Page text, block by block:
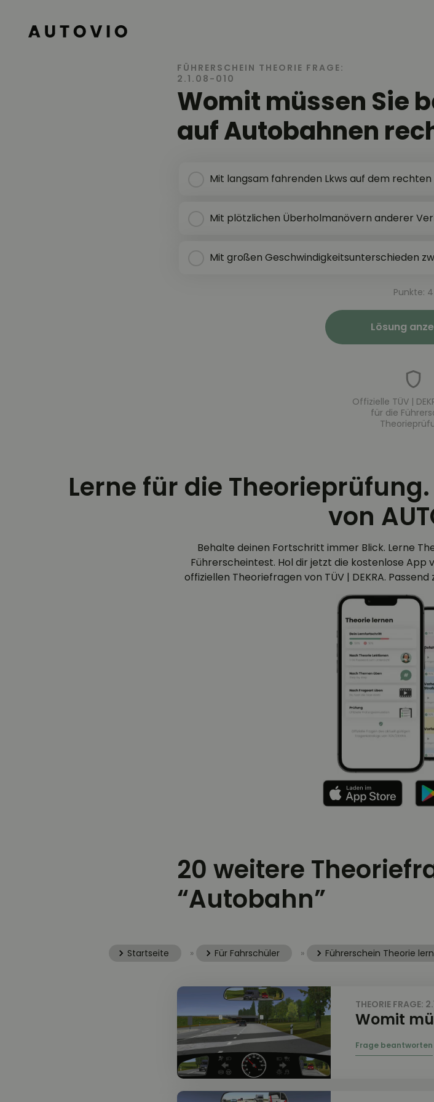
AUTOVIO
Womit müssen Sie
auf Autobahnen
FÜHRERSCHEIN THEORIE FRAGE:
2.1.08-010
Mit langsam fahrenden Lkws auf dem
Mit plötzlichen Überholmanövern anderer
Mit großen Geschwindigkeitsunterschieden
Punkte: 4
Lösung
Offizielle TÜV |
für die
Lerne für die
von
Behalte deinen Fortschritt immer Blick. Lerne
Führerscheintest. Hol dir jetzt die kostenlose App
offiziellen Theoriefragen von TÜV | DEKRA.
20 weitere
“Autobahn”
Startseite » Für Fahrschüler » Führerschein Theorie
THEORIE FRAGE:
Womit